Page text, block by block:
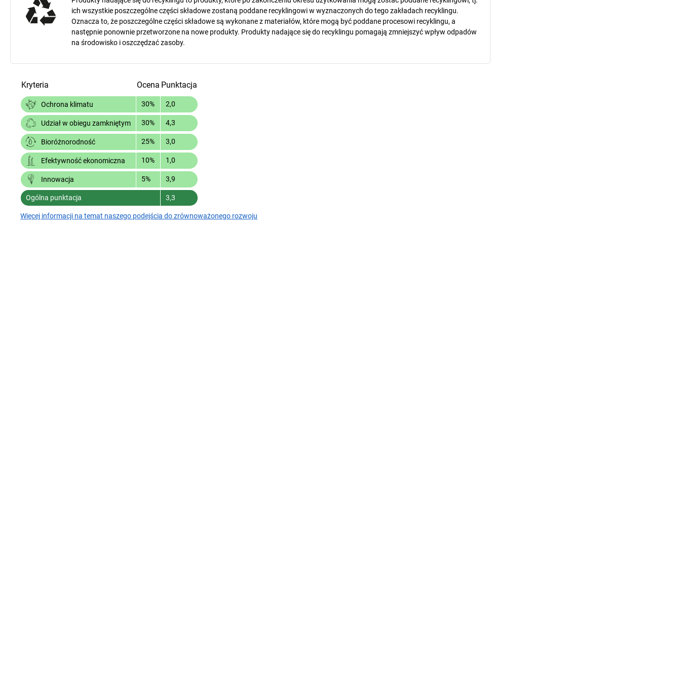
ich wszystkie poszczególne części składowe zostaną poddane recyklingowi w wyznaczonych do tego zakładach recyklingu.
Oznacza to, że poszczególne części składowe są wykonane z materiałów, które mogą być poddane procesowi recyklingu, a
następnie ponownie przetworzone na nowe produkty. Produkty nadające się do recyklingu pomagają zmniejszyć wpływ odpadów
na środowisko i oszczędzać zasoby.
Kryteria Ocena Punktacja
Ochrona klimatu 30% 2,0
Udział w obiegu zamkniętym 30% 4,3
Bioróżnorodność 25% 3,0
Efektywność ekonomiczna 10% 1,0
Innowacja 5% 3,9
Ogólna punktacja 3,3
Więcej informacji na temat naszego podejścia do zrównoważonego rozwoju